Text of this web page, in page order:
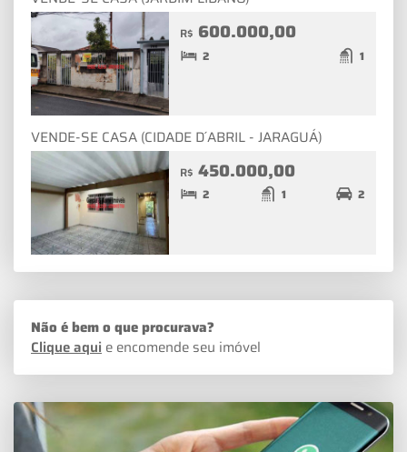
R$ 600.000,00
2 1
VENDE-SE CASA (CIDADE D´ABRIL - JARAGUÁ)
R$ 450.000,00
2 1 2
Não é bem o que procurava?
Clique aqui e encomende seu imóvel